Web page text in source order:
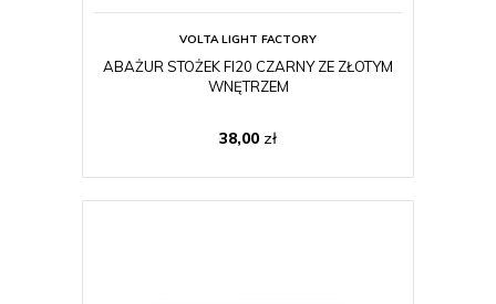
VOLTA LIGHT FACTORY
ABAŻUR STOŻEK FI20 CZARNY ZE ZŁOTYM
WNĘTRZEM
38,00 zł